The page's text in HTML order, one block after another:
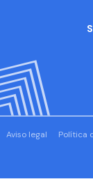
Aviso legal Política